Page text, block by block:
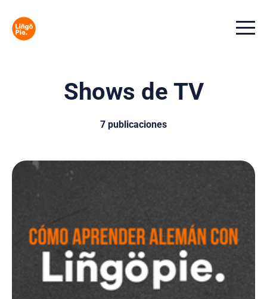
Menu
Shows de TV
7 publicaciones